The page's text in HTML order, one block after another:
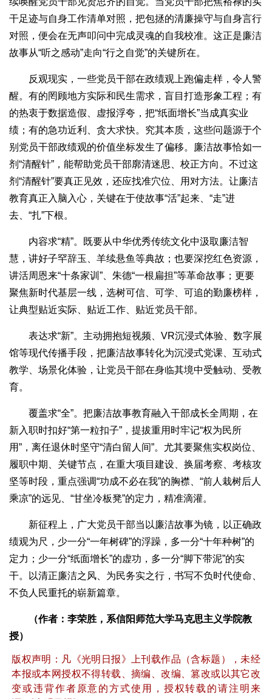
干足迹与自身工作清单对照，把包拯的清廉操守与自身言行
对照，便会在无声叩问中完成灵魂的自我校准。这正是廉洁
故事从“听之感动”走向“行之自觉”的关键所在。
反观现实，一些党员干部在政绩观上跑偏走样，令人警
醒。有的罔顾地方实际和民生需求，盲目打造形象工程；有
的热衷于数据造假、虚报浮夸，把“纸面增长”当成真实业
绩；有的急功近利、贪大求快。究其本质，这些问题源于个
别党员干部政绩观的价值坐标发生了偏移。廉洁故事恰如一
剂“清醒针”，能帮助党员干部廓清迷思、校正方向。不过这
剂“清醒针”要真正见效，还应找准穴位、用对方法。让廉洁
教育真正入脑入心，关键在于使故事“活”起来、“走”进
去、“扎”下根。
内容求“精”。既要从中华优秀传统文化中汲取廉洁智
慧，讲好子罕辞玉、羊续悬鱼等典故；也要深挖红色资源，
讲活周恩来“十条家训”、朱德“一根扁担”等革命故事；更要
聚焦新时代基层一线，选树可信、可学、可追的勤廉榜样，
让典型贴近实际、贴近工作、贴近党员干部。
表达求“新”。主动拥抱短视频、VR沉浸式体验、数字展
馆等现代传播手段，把廉洁故事转化为沉浸式党课、互动式
教学、场景化体验，让党员干部在身临其境中受触动、受教
育。
覆盖求“全”。把廉洁故事教育融入干部成长全周期，在
新入职时扣好“第一粒扣子”，提拔重用时牢记“权为民所
用”，离任退休时坚守“清白留人间”。尤其要聚焦实权岗位、
履职中期、关键节点，在重大项目建设、换届考察、考核攻
坚等时段，重点强调“功成不必在我”的胸襟、“前人栽树后人
乘凉”的远见、“甘坐冷板凳”的定力，精准滴灌。
新征程上，广大党员干部当以廉洁故事为镜，以正确政
绩观为尺，少一分“一年树碑”的浮躁，多一分“十年种树”的
定力；少一分“纸面增长”的虚功，多一分“脚下带泥”的实
干。以清正廉洁之风、为民务实之行，书写不负时代使命、
不负人民重托的崭新篇章。
（作者：李荣胜，系信阳师范大学马克思主义学院教
授）
版权声明：凡《光明日报》上刊载作品（含标题），未经
本报或本网授权不得转载、摘编、改编、篡改或以其它改
变或违背作者原意的方式使用，授权转载的请注明来